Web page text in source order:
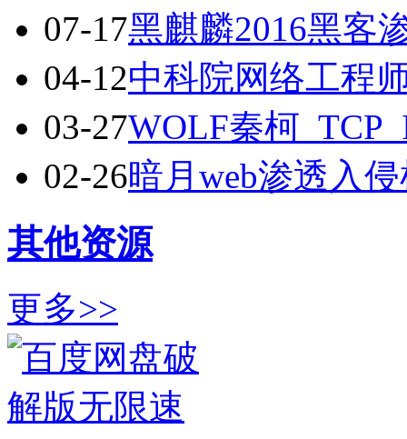
07-17黑麒麟2016黑客
04-12中科院网络工程
03-27WOLF秦柯
02-26暗月web渗透入
其他资源
更多>>